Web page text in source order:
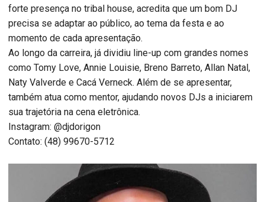
forte presença no tribal house, acredita que um bom DJ
precisa se adaptar ao público, ao tema da festa e ao
momento de cada apresentação.
Ao longo da carreira, já dividiu line-up com grandes nomes
como Tomy Love, Annie Louisie, Breno Barreto, Allan Natal,
Naty Valverde e Cacá Verneck. Além de se apresentar,
também atua como mentor, ajudando novos DJs a iniciarem
sua trajetória na cena eletrônica.
Instagram: @djdorigon
Contato: (48) 99670-5712